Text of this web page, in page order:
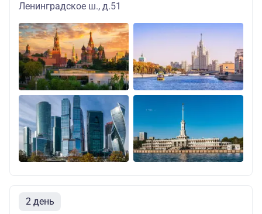
Ленинградское ш., д.51
2 день